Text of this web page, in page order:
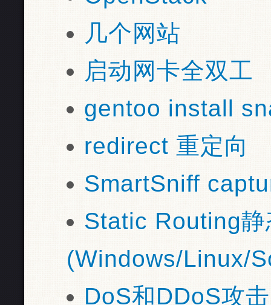
几个网站
启动网卡全双工
gentoo install
redirect 重定向
SmartSniff
Static Routing静
(Windows/Linux/
DoS和DDoS攻击